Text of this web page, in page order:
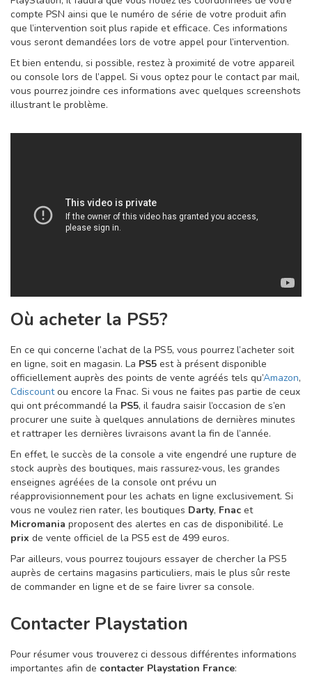
compte PSN ainsi que le numéro de série de votre produit afin
que l’intervention soit plus rapide et efficace. Ces informations
vous seront demandées lors de votre appel pour l’intervention.
Et bien entendu, si possible, restez à proximité de votre appareil
ou console lors de l’appel. Si vous optez pour le contact par mail,
vous pourrez joindre ces informations avec quelques screenshots
illustrant le problème.
Où acheter la PS5?
En ce qui concerne l’achat de la PS5, vous pourrez l’acheter soit
en ligne, soit en magasin. La PS5 est à présent disponible
officiellement auprès des points de vente agréés tels qu’Amazon,
Cdiscountou encore la Fnac. Si vous ne faites pas partie de ceux
qui ont précommandé la PS5, il faudra saisir l’occasion de s’en
procurer une suite à quelques annulations de dernières minutes
et rattraper les dernières livraisons avant la fin de l’année.
En effet, le succès de la console a vite engendré une rupture de
stock auprès des boutiques, mais rassurez-vous, les grandes
enseignes agréées de la console ont prévu un
réapprovisionnement pour les achats en ligne exclusivement. Si
vous ne voulez rien rater, les boutiques Darty, Fnac et
Micromania proposent des alertes en cas de disponibilité. Le
prix de vente officiel de la PS5 est de 499 euros.
Par ailleurs, vous pourrez toujours essayer de chercher la PS5
auprès de certains magasins particuliers, mais le plus sûr reste
de commander en ligne et de se faire livrer sa console.
Contacter Playstation
Pour résumer vous trouverez ci dessous différentes informations
importantes afin de contacter Playstation France: